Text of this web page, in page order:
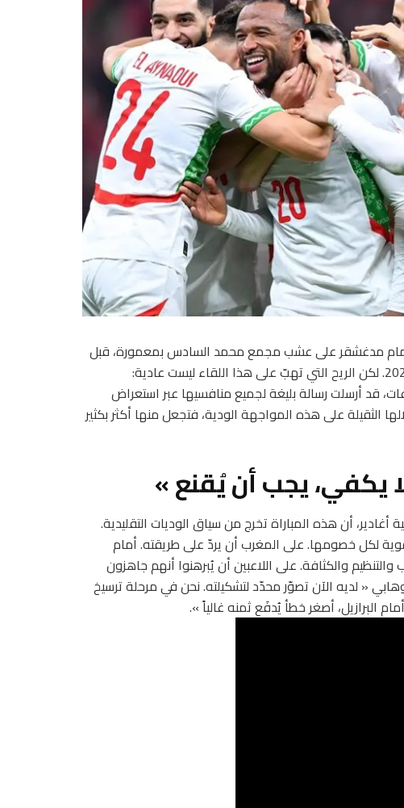
أمام مدغشقر على عشب مجمع محمد السادس بمعمورة، قبل
أن يحلّق باتجاه الولايات المتحدة حيث ينتظره مونديال 2026. لكن الريح التي تهبّ على هذا اللقاء ليست عادية:
قد أرسلت رسالة بليغة لجميع منافسيها عبر استعراض
على هذه المواجهة الودية، فتجعل منها أكثر بكثير
يكفي، يجب أن يُقنع »
أن هذه المباراة تخرج من سياق الوديات التقليدية.
لكل خصومها. على المغرب أن يردّ على طريقته. أمام
والكثافة. على اللاعبين أن يُبرهنوا أنهم جاهزون
« لديه الآن تصوّر محدّد لتشكيلته. نحن في مرحلة ترسيخ
البرازيل، أصغر خطأ يُدفَع ثمنه غالياً ».